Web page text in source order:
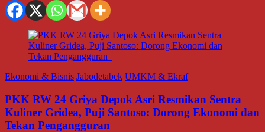
Ekonomi & Bisnis Jabodetabek UMKM & Ekraf
PKK RW 24 Griya Depok Asri Resmikan Sentra
Kuliner Gridea, Puji Santoso: Dorong Ekonomi dan
Tekan Pengangguran